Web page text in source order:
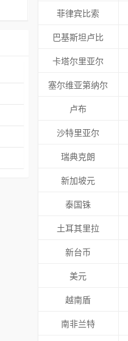
菲律宾比索
巴基斯坦卢比
卡塔尔里亚尔
塞尔维亚第纳尔
卢布
沙特里亚尔
瑞典克朗
新加坡元
泰国铢
土耳其里拉
新台币
美元
越南盾
南非兰特